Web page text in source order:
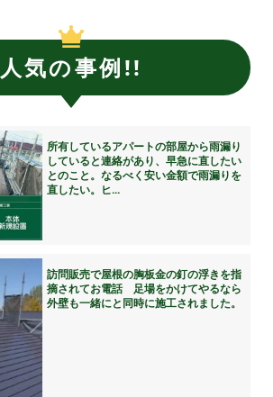
人気の事例!!
所有しているアパートの部屋から雨漏り
していると連絡があり、早急に直したい
とのこと。なるべく安い金額で雨漏りを
直したい。ヒ...
訪問販売で屋根の胸板金の釘の浮きを指
摘されてお電話 足場をかけてやるなら
外壁も一緒にと同時に施工されました。